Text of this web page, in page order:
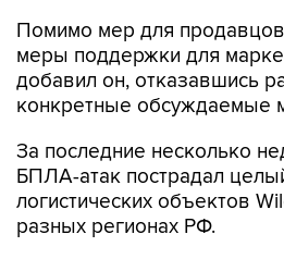
Помимо мер для
меры поддержки для
добавил он, отказавшись
конкретные обсуждаемые
За последние несколько
БПЛА-атак пострадал
логистических объектов
разных регионах РФ.